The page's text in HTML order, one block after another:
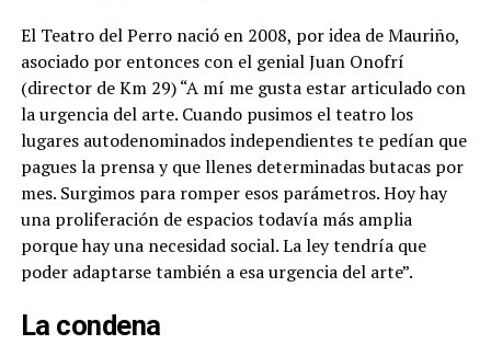
El Teatro del Perro nació en 2008, por idea de Mauriño,
asociado por entonces con el genial Juan Onofrí
(director de Km 29) “A mí me gusta estar articulado con
la urgencia del arte. Cuando pusimos el teatro los
lugares autodenominados independientes te pedían que
pagues la prensa y que llenes determinadas butacas por
mes. Surgimos para romper esos parámetros. Hoy hay
una proliferación de espacios todavía más amplia
porque hay una necesidad social. La ley tendría que
poder adaptarse también a esa urgencia del arte”.
La condena